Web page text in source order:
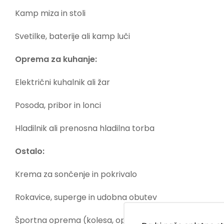
Kamp miza in stoli
Svetilke, baterije ali kamp luči
Oprema za kuhanje:
Električni kuhalnik ali žar
Posoda, pribor in lonci
Hladilnik ali prenosna hladilna torba
Ostalo:
Krema za sončenje in pokrivalo
Rokavice, superge in udobna obutev
Športna oprema (kolesa, oprema za surfanje ali